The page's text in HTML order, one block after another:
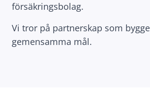
försäkringsbolag.
Vi tror på partnerskap som
gemensamma mål.